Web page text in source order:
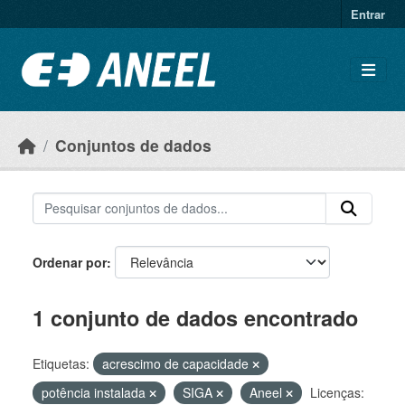
Entrar
Conjuntos de dados
Ordenar por
1 conjunto de dados encontrado
Etiquetas:
acrescimo de capacidade
potência instalada
SIGA Aneel Licenças: